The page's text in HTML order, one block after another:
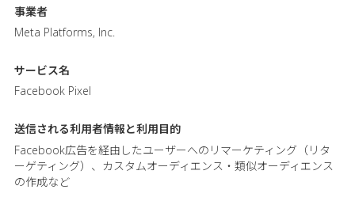
事業者
Meta Platforms, Inc.
サービス名
Facebook Pixel
送信される利用者情報と利用目的
Facebook広告を経由したユーザーへのリマーケティング（リタ
ーゲティング）、カスタムオーディエンス・類似オーディエンス
の作成など